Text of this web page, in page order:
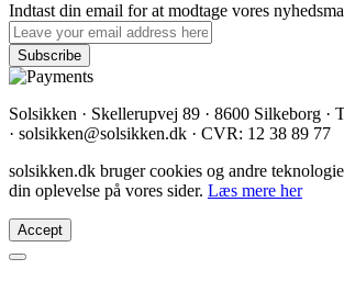
Indtast din email for at modtage vores
Solsikken · Skellerupvej 89 · 8600 Silkeborg ·
· solsikken@solsikken.dk · CVR: 12 38 89 77
solsikken.dk bruger cookies og andre
din oplevelse på vores sider. Læs mere her
Accept